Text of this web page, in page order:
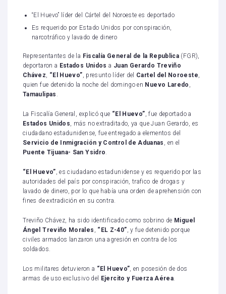
“El Huevo” líder del Cártel del Noroeste es deportado
Es requerido por Estado Unidos por conspiración,
narcotráfico y lavado de dinero
Representantes de la Fiscalía General de la Republica (FGR),
deportaron a Estados Unidos a Juan Gerardo Treviño
Chávez, “El Huevo”, presunto líder del Cartel del Noroeste,
quien fue detenido la noche del domingo en Nuevo Laredo ,
Tamaulipas .
La Fiscalía General, explicó que “El Huevo”, fue deportado a
Estados Unidos, más no extraditado, ya que Juan Gerardo, es
ciudadano estadunidense, fue entregado a elementos del
Servicio de Inmigración y Control de Aduanas , en el
Puente Tijuana- San Ysidro.
“El Huevo”, es ciudadano estadunidense y es requerido por las
autoridades del país por conspiración, trafico de drogas y
lavado de dinero, por lo que había una orden de aprehensión con
fines de extradición en su contra.
Treviño Chávez, ha sido identificado como sobrino de Miguel
Ángel Treviño Morales , “EL Z-40”, y fue detenido porque
civiles armados lanzaron una agresión en contra de los
soldados.
Los militares detuvieron a “El Huevo”, en posesión de dos
armas de uso exclusivo del
Ejercito y Fuerza Aérea.